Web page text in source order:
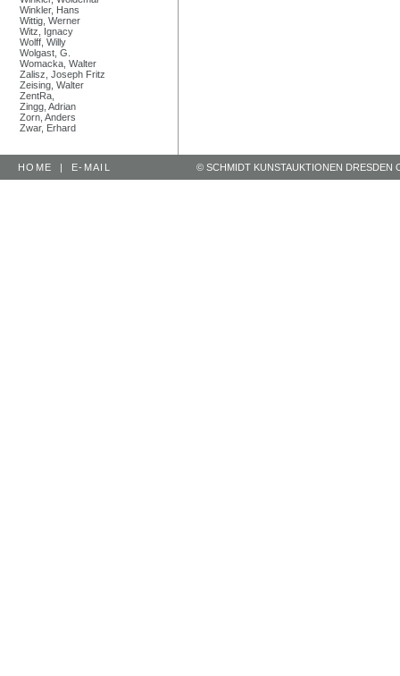
Winkler, Hans
Wittig, Werner
Witz, Ignacy
Wolff, Willy
Wolgast, G.
Womacka, Walter
Zalisz, Joseph Fritz
Zeising, Walter
ZentRa,
Zingg, Adrian
Zorn, Anders
Zwar, Erhard
HOME | E-MAIL © SCHMIDT KUNSTAUKTIONEN DRESDEN